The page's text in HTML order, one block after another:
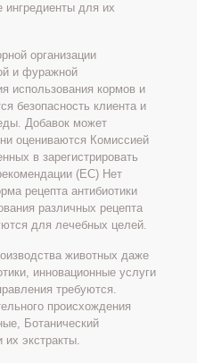
ингредиенты для их
организации
и фуражной
использования кормов и
безопасность клиента и
Добавок может
оцениваются Комиссией
в зарегистрировать
(EC) Нет
рецепта антибиотики
различных рецепта
для лечебных целей.
животных даже
инновационные услуги
требуются.
происхождения
Ботанический
их экстракты.